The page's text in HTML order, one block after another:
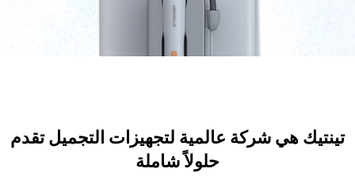
تينتيك هي شركة عالمية لتجهيزات التجميل تقدم
حلولاً شاملة